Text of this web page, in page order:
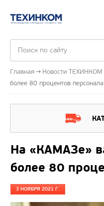
Главная Новости ТЕХИНКОМ
более 80 процентов персонала
На «КАМАЗе»
более 80
3 НОЯБРЯ 2021 Г.